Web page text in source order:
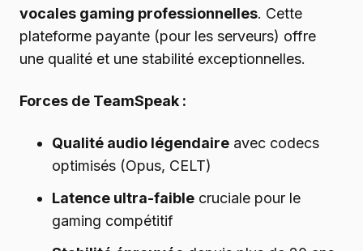
vocales gaming professionnelles. Cette
plateforme payante (pour les serveurs) offre
une qualité et une stabilité exceptionnelles.
Forces de TeamSpeak :
Qualité audio légendaire avec codecs
optimisés (Opus, CELT)
Latence ultra-faible cruciale pour le
gaming compétitif